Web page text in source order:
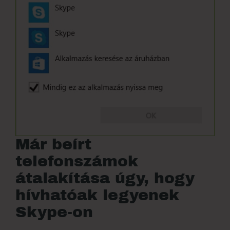
Már beírt
telefonszámok
átalakítása úgy, hogy
hívhatóak legyenek
Skype-on